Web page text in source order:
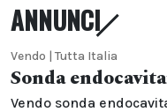
ANNUNCI
Vendo | Tutta Italia
Sonda
Vendo sonda